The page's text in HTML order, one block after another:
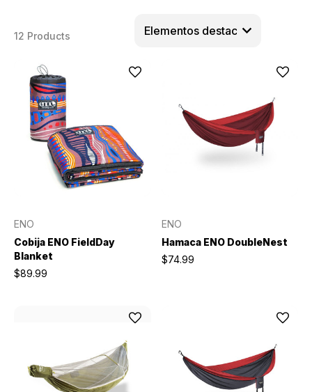
12 Products
ENO
Cobija ENO FieldDay
Blanket
$89.99
ENO
Hamaca ENO DoubleNest
$74.99